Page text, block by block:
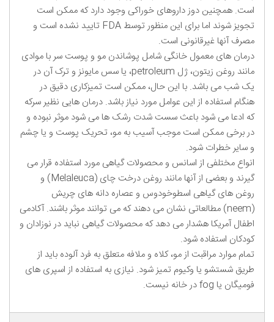
است. همچنین دوز داروهای خوراکی وجود دارد که ممکن است
تجویز شوند اما برای این منظور توسط FDA تایید نشده است و
مصرف آنها غیرقانونی است.
درمان های معمول خانگی شامل پوشاندن مو و پوست سر با موادی
مانند روغن زیتون، ژل petroleum، یا سس مایونز و ترک آن در
یک شب می باشد. با این حال، ممکن است تمیزکاری دقیق در
هنگام استفاده از این عوامل مورد نیاز باشد. درمان هایی نظیر سرکه
که ادعا می شود باعث سست شدت رشک ها می شود موثر نبوده و
در برخی ممکن است موجب آسیب به مو، تحریک پوست و یا چشم
و سایر خطرات شود.
انواع مختلفی از اسانس و محصولات گیاهی مورد استفاده قرار می
گیرند و بعضی از آنها مانند روغن درخت چای (Melaleuca) و
روغن های گیاهی اسطوخودوس و عصاره دانه های چریش
(neem) مطالعاتی نشان می دهند که می توانند موثر باشند. آکادمی
اطفال آمریکا هشدار می دهد که محصولات گیاهی نباید در نوزادان و
کودکان استفاده شود.
تمام موارد مراقبت از مو، کلاه و ملافه متعلق به فرد آلوده باید از
طریق شستشو یا وکیوم تمیز شود. نیازی به استفاده از اسپری های
فومیگان یا fog در خانه نیست.